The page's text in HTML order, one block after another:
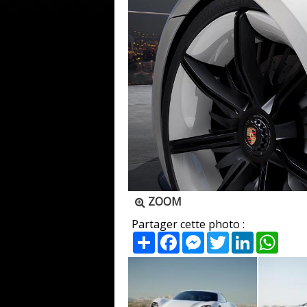
ZOOM
Partager cette photo :
PartagerFacebookMessenger
TwitterLinkedIn